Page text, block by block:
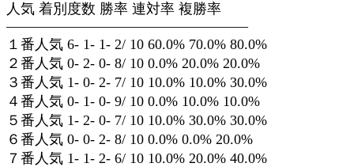
人気 着別度数 勝率 連対率 複勝率
—————————————————
１番人気 6- 1- 1- 2/ 10 60.0% 70.0% 80.0%
２番人気 0- 2- 0- 8/ 10 0.0% 20.0% 20.0%
３番人気 1- 0- 2- 7/ 10 10.0% 10.0% 30.0%
４番人気 0- 1- 0- 9/ 10 0.0% 10.0% 10.0%
５番人気 1- 2- 0- 7/ 10 10.0% 30.0% 30.0%
６番人気 0- 0- 2- 8/ 10 0.0% 0.0% 20.0%
７番人気 1- 1- 2- 6/ 10 10.0% 20.0% 40.0%